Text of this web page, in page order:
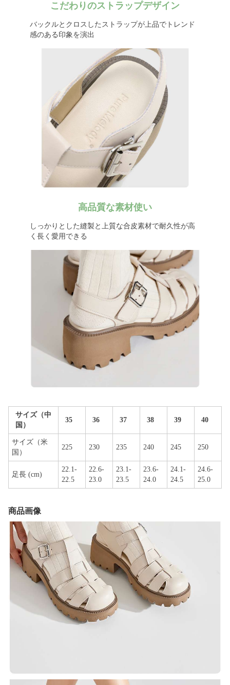
こだわりのストラップデザイン
バックルとクロスしたストラップが上品でトレンド
感のある印象を演出
高品質な素材使い
しっかりとした縫製と上質な合皮素材で耐久性が高
く長く愛用できる
サイズ（中
国）
35 36 37 38 39 40
サイズ（米
国）
225 230 235 240 245 250
足長 (cm)
22.1-
22.5
22.6-
23.0
23.1-
23.5
23.6-
24.0
24.1-
24.5
24.6-
25.0
商品画像